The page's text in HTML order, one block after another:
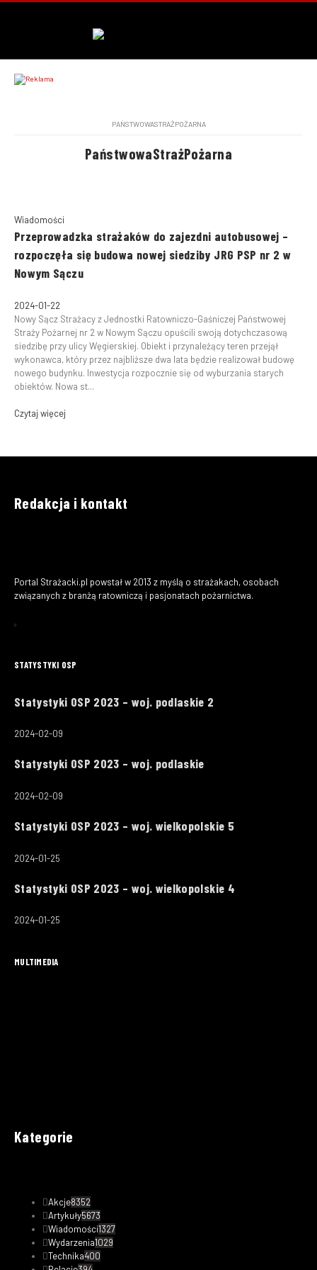
PAŃSTWOWASTRAŻPOŻARNA
PaństwowaStrażPożarna
Wiadomości
Przeprowadzka strażaków do zajezdni autobusowej –
rozpoczęła się budowa nowej siedziby JRG PSP nr 2 w
Nowym Sączu
2024-01-22
Nowy Sącz Strażacy z Jednostki Ratowniczo-Gaśniczej Państwowej
Straży Pożarnej nr 2 w Nowym Sączu opuścili swoją dotychczasową
siedzibę przy ulicy Węgierskiej. Obiekt i przynależący teren przejął
wykonawca, który przez najbliższe dwa lata będzie realizował budowę
nowego budynku. Inwestycja rozpocznie się od wyburzania starych
obiektów. Nowa st...
Czytaj więcej
Redakcja i kontakt
Portal Strażacki.pl powstał w 2013 z myślą o strażakach, osobach
związanych z branżą ratowniczą i pasjonatach pożarnictwa.
STATYSTYKI OSP
Statystyki OSP 2023 – woj. podlaskie 2
2024-02-09
Statystyki OSP 2023 – woj. podlaskie
2024-02-09
Statystyki OSP 2023 – woj. wielkopolskie 5
2024-01-25
Statystyki OSP 2023 – woj. wielkopolskie 4
2024-01-25
MULTIMEDIA
Kategorie
Akcje8352
Artykuły5673
Wiadomości1327
Wydarzenia1029
Technika400